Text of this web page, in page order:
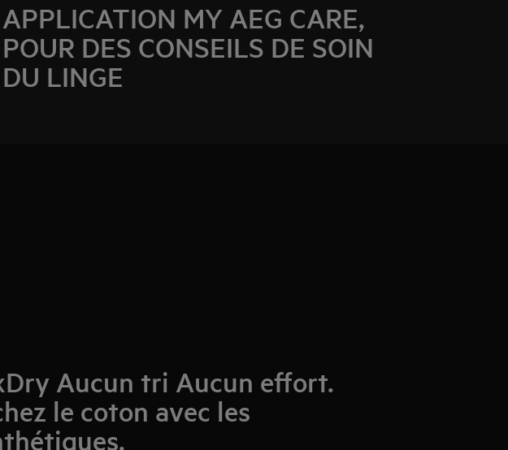
APPLICATION MY AEG CARE,
POUR DES CONSEILS DE SOIN
DU LINGE
Aucun tri Aucun effort.
le coton avec les